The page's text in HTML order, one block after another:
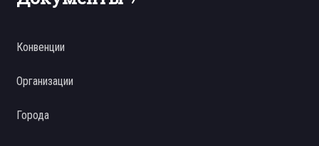
Конвенции
Организации
Города